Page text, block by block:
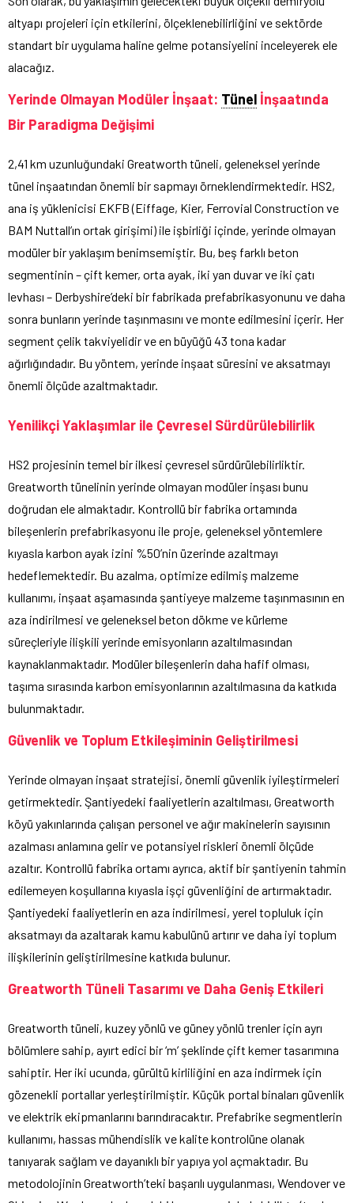
altyapı projeleri için etkilerini, ölçeklenebilirliğini ve sektörde
standart bir uygulama haline gelme potansiyelini inceleyerek ele
alacağız.
Yerinde Olmayan Modüler İnşaat: Tünel İnşaatında
Bir Paradigma Değişimi
2,41 km uzunluğundaki Greatworth tüneli, geleneksel yerinde
tünel inşaatından önemli bir sapmayı örneklendirmektedir. HS2,
ana iş yüklenicisi EKFB (Eiffage, Kier, Ferrovial Construction ve
BAM Nuttall’ın ortak girişimi) ile işbirliği içinde, yerinde olmayan
modüler bir yaklaşım benimsemiştir. Bu, beş farklı beton
segmentinin – çift kemer, orta ayak, iki yan duvar ve iki çatı
levhası – Derbyshire’deki bir fabrikada prefabrikasyonunu ve daha
sonra bunların yerinde taşınmasını ve monte edilmesini içerir. Her
segment çelik takviyelidir ve en büyüğü 43 tona kadar
ağırlığındadır. Bu yöntem, yerinde inşaat süresini ve aksatmayı
önemli ölçüde azaltmaktadır.
Yenilikçi Yaklaşımlar ile Çevresel Sürdürülebilirlik
HS2 projesinin temel bir ilkesi çevresel sürdürülebilirliktir.
Greatworth tünelinin yerinde olmayan modüler inşası bunu
doğrudan ele almaktadır. Kontrollü bir fabrika ortamında
bileşenlerin prefabrikasyonu ile proje, geleneksel yöntemlere
kıyasla karbon ayak izini %50’nin üzerinde azaltmayı
hedeflemektedir. Bu azalma, optimize edilmiş malzeme
kullanımı, inşaat aşamasında şantiyeye malzeme taşınmasının en
aza indirilmesi ve geleneksel beton dökme ve kürleme
süreçleriyle ilişkili yerinde emisyonların azaltılmasından
kaynaklanmaktadır. Modüler bileşenlerin daha hafif olması,
taşıma sırasında karbon emisyonlarının azaltılmasına da katkıda
bulunmaktadır.
Güvenlik ve Toplum Etkileşiminin Geliştirilmesi
Yerinde olmayan inşaat stratejisi, önemli güvenlik iyileştirmeleri
getirmektedir. Şantiyedeki faaliyetlerin azaltılması, Greatworth
köyü yakınlarında çalışan personel ve ağır makinelerin sayısının
azalması anlamına gelir ve potansiyel riskleri önemli ölçüde
azaltır. Kontrollü fabrika ortamı ayrıca, aktif bir şantiyenin tahmin
edilemeyen koşullarına kıyasla işçi güvenliğini de artırmaktadır.
Şantiyedeki faaliyetlerin en aza indirilmesi, yerel topluluk için
aksatmayı da azaltarak kamu kabulünü artırır ve daha iyi toplum
ilişkilerinin geliştirilmesine katkıda bulunur.
Greatworth Tüneli Tasarımı ve Daha Geniş Etkileri
Greatworth tüneli, kuzey yönlü ve güney yönlü trenler için ayrı
bölümlere sahip, ayırt edici bir ‘m’ şeklinde çift kemer tasarımına
sahiptir. Her iki ucunda, gürültü kirliliğini en aza indirmek için
gözenekli portallar yerleştirilmiştir. Küçük portal binaları güvenlik
ve elektrik ekipmanlarını barındıracaktır. Prefabrike segmentlerin
kullanımı, hassas mühendislik ve kalite kontrolüne olanak
tanıyarak sağlam ve dayanıklı bir yapıya yol açmaktadır. Bu
metodolojinin Greatworth’teki başarılı uygulanması, Wendover ve